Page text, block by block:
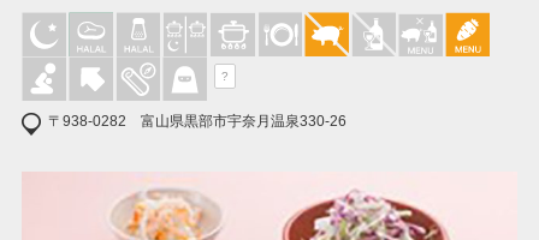
?
〒938-0282 富山県黒部市宇奈月温泉330-26